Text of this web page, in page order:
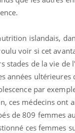
islandais,
voir si cet
stades de la vie de
années ultérieures
par
ces médecins ont
de 809 femmes
ces femmes